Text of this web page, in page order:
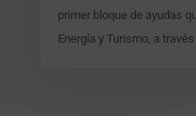
primer bloque de ayudas
Energía y Turismo, a través